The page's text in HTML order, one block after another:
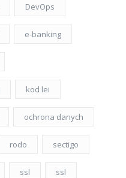
DevOps
e-banking
kod lei
ochrona danych
rodo sectigo
ssl ssl